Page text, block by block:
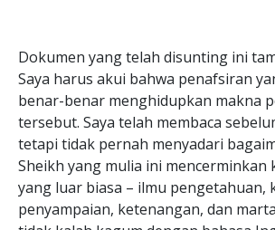
Dokumen yang telah disunting ini
Saya harus akui bahwa penafsiran
benar-benar menghidupkan makna
tersebut. Saya telah membaca
tetapi tidak pernah menyadari
Sheikh yang mulia ini mencerminkan
yang luar biasa – ilmu pengetahuan,
penyampaian, ketenangan, dan